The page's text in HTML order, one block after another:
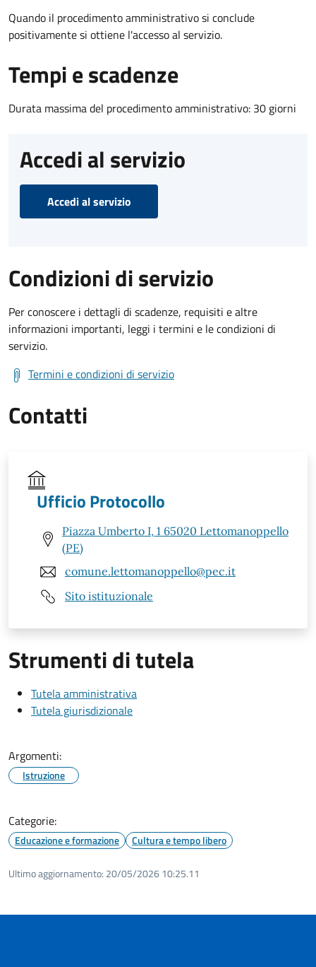
Quando il procedimento amministrativo si conclude
positivamente si ottiene l'accesso al servizio.
Tempi e scadenze
Durata massima del procedimento amministrativo: 30 giorni
Accedi al servizio
Accedi al servizio
Condizioni di servizio
Per conoscere i dettagli di scadenze, requisiti e altre
informazioni importanti, leggi i termini e le condizioni di
servizio.
Termini e condizioni di servizio
Contatti
Ufficio Protocollo
Piazza Umberto I, 1 65020 Lettomanoppello
(PE)
comune.lettomanoppello@pec.it
Sito istituzionale
Strumenti di tutela
Tutela amministrativa
Tutela giurisdizionale
Argomenti:
Istruzione
Categorie:
Educazione e formazione Cultura e tempo libero
Ultimo aggiornamento: 20/05/2026 10:25.11